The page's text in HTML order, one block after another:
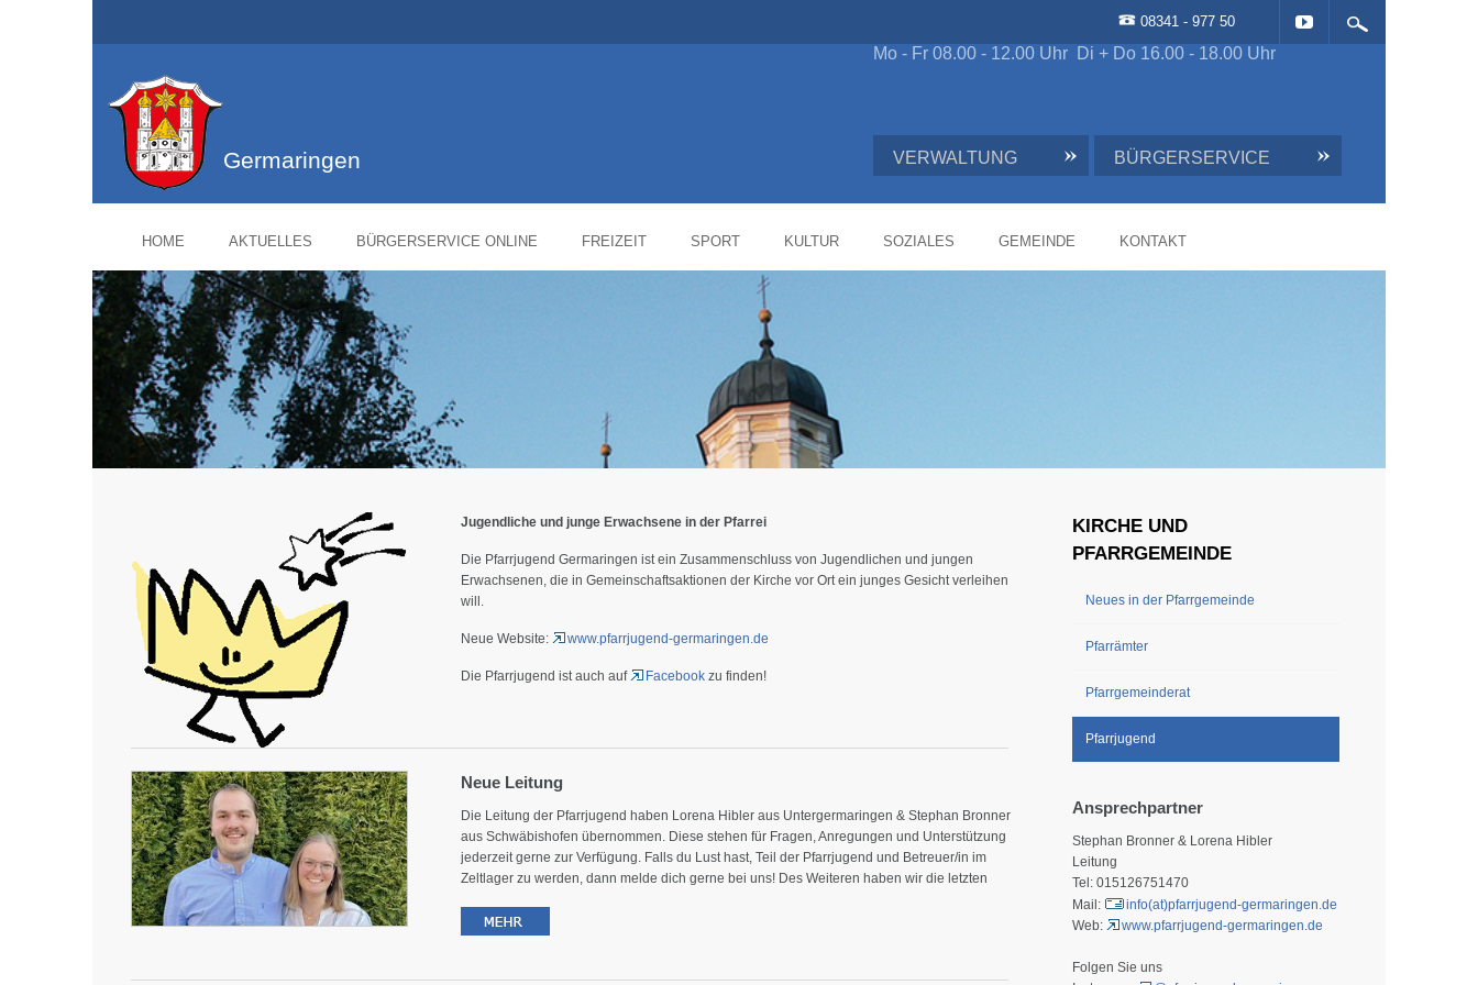
08341 - 977 50
Germaringen
Mo - Fr 08.00 - 12.00 Uhr Di + Do 16.00 - 18.00 Uhr
VERWALTUNG BÜRGERSERVICE
HOME AKTUELLES BÜRGERSERVICE ONLINE FREIZEIT SPORT KULTUR SOZIALES GEMEINDE KONTAKT
Jugendliche und junge Erwachsene in der Pfarrei
Die Pfarrjugend Germaringen ist ein Zusammenschluss von Jugendlichen und jungen
Erwachsenen, die in Gemeinschaftsaktionen der Kirche vor Ort ein junges Gesicht verleihen
will.
Neue Website: www.pfarrjugend-germaringen.de
Die Pfarrjugend ist auch auf Facebook zu finden!
Neue Leitung
Die Leitung der Pfarrjugend haben Lorena Hibler aus Untergermaringen & Stephan Bronner
aus Schwäbishofen übernommen. Diese stehen für Fragen, Anregungen und Unterstützung
jederzeit gerne zur Verfügung. Falls du Lust hast, Teil der Pfarrjugend und Betreuer/in im
Zeltlager zu werden, dann melde dich gerne bei uns! Des Weiteren haben wir die letzten
germaringen.de
KIRCHE UND
PFARRGEMEINDE
Neues in der Pfarrgemeinde
Pfarrämter
Pfarrgemeinderat
Pfarrjugend
Ansprechpartner
Stephan Bronner & Lorena Hibler
Leitung
Tel: 015126751470
Mail:
info(at)pfarrjugend-germaringen.de
Web:
www.pfarrjugend-germaringen.de
Folgen Sie uns